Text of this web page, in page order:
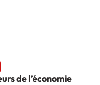
de l’économie